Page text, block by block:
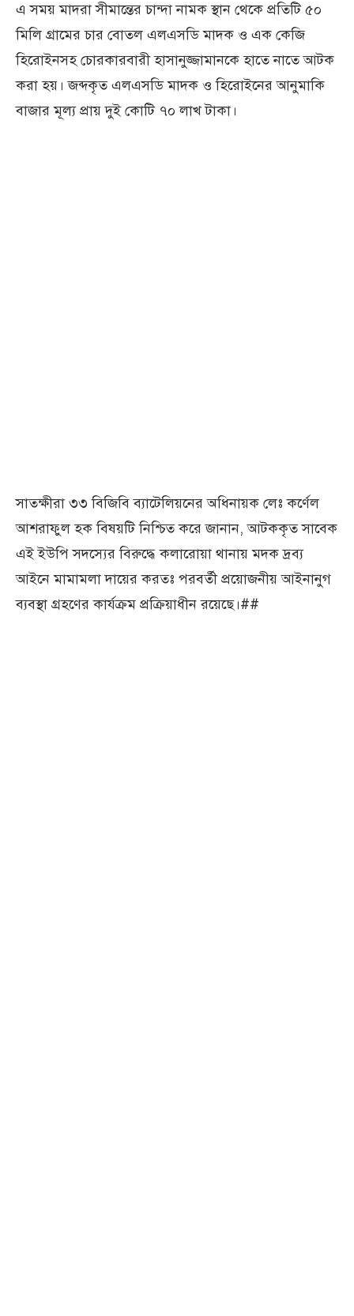
এ সময় মাদরা সীমান্তের চান্দা নামক স্থান থেকে প্রতিটি ৫০
মিলি গ্রামের চার বোতল এলএসডি মাদক ও এক কেজি
হিরোইনসহ চোরকারবারী হাসানুজ্জামানকে হাতে নাতে আটক
করা হয়। জব্দকৃত এলএসডি মাদক ও হিরোইনের আনুমাকি
বাজার মূল্য প্রায় দুই কোটি ৭০ লাখ টাকা।
সাতক্ষীরা ৩৩ বিজিবি ব্যাটেলিয়নের অধিনায়ক লেঃ কর্ণেল
আশরাফুল হক বিষয়টি নিশ্চিত করে জানান, আটককৃত সাবেক
এই ইউপি সদস্যের বিরুদ্ধে কলারোয়া থানায় মদক দ্রব্য
আইনে মামামলা দায়ের করতঃ পরবর্তী প্রয়োজনীয় আইনানুগ
ব্যবস্থা গ্রহণের কার্যক্রম প্রক্রিয়াধীন রয়েছে।##